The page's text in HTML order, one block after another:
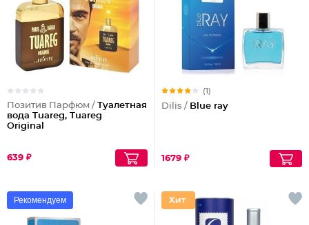
Позитив Парфюм / Туалетная
вода Tuareg, Tuareg
Original
639 ₽
(1)
Dilis / Blue ray
1679 ₽
Рекомендуем